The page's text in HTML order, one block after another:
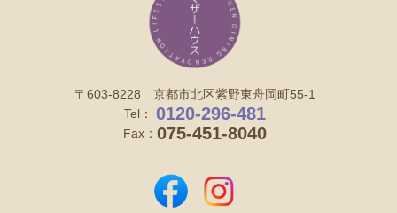
〒603-8228 京都市北区紫野東舟岡町55-1
Tel：
0120-296-481
Fax： 075-451-8040